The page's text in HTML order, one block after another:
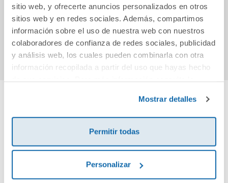
sitio web, y ofrecerte anuncios personalizados en otros
sitios web y en redes sociales. Además, compartimos
información sobre el uso de nuestra web con nuestros
colaboradores de confianza de redes sociales, publicidad
y análisis web, los cuales pueden combinarla con otra
información recopilada a partir del uso que hayas hecho
Mostrar detalles
Permitir todas
Personalizar
16,00€ 15,20€
Comprar
38,75€
Comprar
Cuéntanos tu opinión
Debes iniciar sesión para poder valorarlo